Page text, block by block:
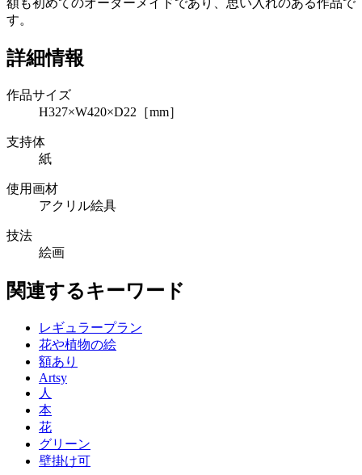
額も初めてのオーダーメイドであり、思い入れのある作品で
す。
詳細情報
作品サイズ
H327×W420×D22［mm］
支持体
紙
使用画材
アクリル絵具
技法
絵画
関連するキーワード
レギュラープラン
花や植物の絵
額あり
Artsy
人
本
花
グリーン
壁掛け可